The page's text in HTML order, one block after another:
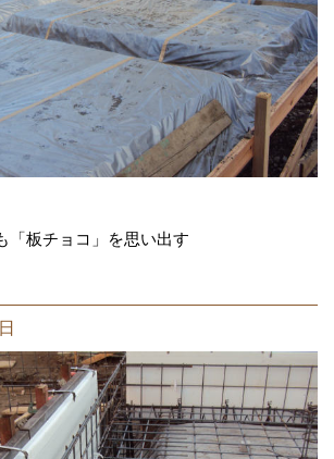
「板チョコ」を思い出す